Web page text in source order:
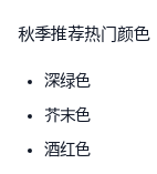
秋季推荐热门颜色
深绿色
芥末色
酒红色